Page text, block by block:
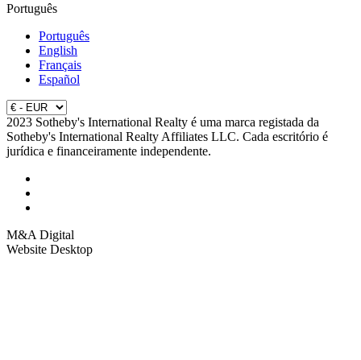
Português
Português
English
Français
Español
2023 Sotheby's International Realty é uma marca registada da
Sotheby's International Realty Affiliates LLC. Cada escritório é
jurídica e financeiramente independente.
M&A Digital
Website Desktop